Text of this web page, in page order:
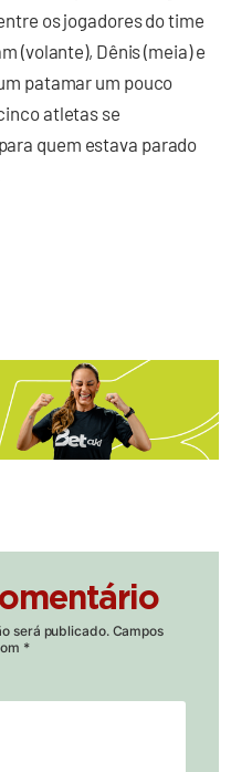
os jogadores do time
(volante), Dênis (meia) e
patamar um pouco
atletas se
quem estava parado
será publicado. Campos
*